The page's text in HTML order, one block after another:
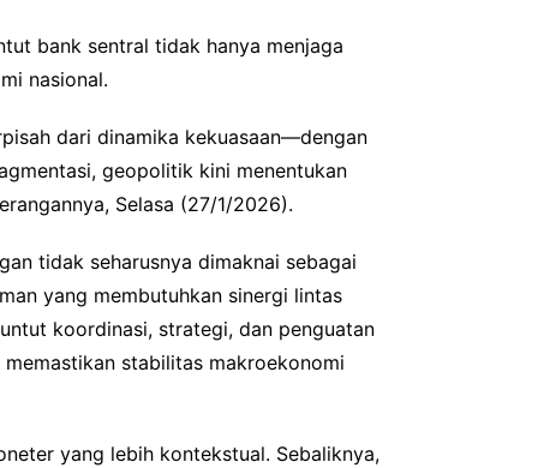
bank sentral tidak hanya menjaga
nasional.
dari dinamika kekuasaan—dengan
geopolitik kini menentukan
Selasa (27/1/2026).
tidak seharusnya dimaknai sebagai
yang membutuhkan sinergi lintas
koordinasi, strategi, dan penguatan
stabilitas makroekonomi
yang lebih kontekstual. Sebaliknya,